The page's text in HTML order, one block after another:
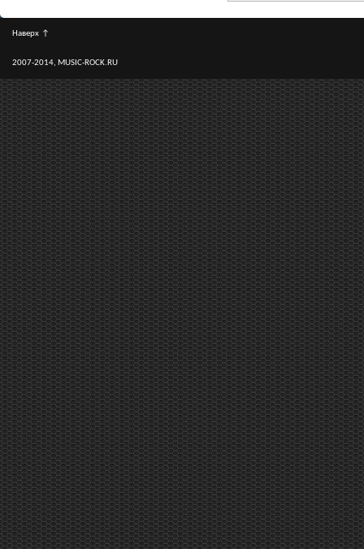
Наверх ↑
2007-2014, MUSIC-ROCK.RU